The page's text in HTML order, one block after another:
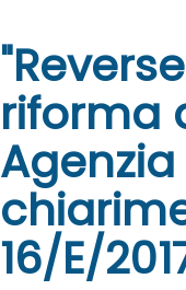
riforma
16/E/